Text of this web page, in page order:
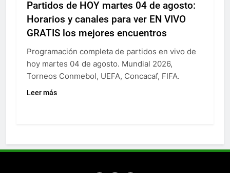
Partidos de HOY martes 04 de agosto:
Horarios y canales para ver EN VIVO
GRATIS los mejores encuentros
Programación completa de partidos en vivo de
hoy martes 04 de agosto. Mundial 2026,
Torneos Conmebol, UEFA, Concacaf, FIFA.
Leer más